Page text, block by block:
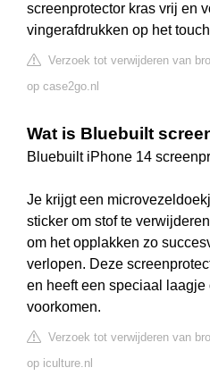
screenprotector kras vrij en
vingerafdrukken op het
Verzoek tot verwijderen van
op case2go.nl
Wat is Bluebuilt
Bluebuilt iPhone 14
Je krijgt een
sticker om stof te
om het opplakken zo
verlopen. Deze
en heeft een speciaal
voorkomen.
Verzoek tot verwijderen van
op iculture.nl